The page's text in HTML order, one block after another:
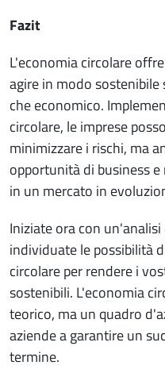
Fazit
L'economia circolare
agire in modo
che economico.
circolare, le imprese
minimizzare i rischi, ma
opportunità di business
in un mercato in
Iniziate ora con
individuate le possibilità
circolare per rendere i
sostenibili. L'economia
teorico, ma un quadro
aziende a garantire un
termine.